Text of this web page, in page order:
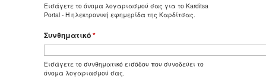
Εισάγετε το όνομα λογαριασμού σας για το Karditsa
Portal - Η ηλεκτρονική εφημερίδα της Καρδίτσας.
Συνθηματικό*
Εισάγετε το συνθηματικό εισόδου που συνοδεύει το
όνομα λογαριασμού σας.